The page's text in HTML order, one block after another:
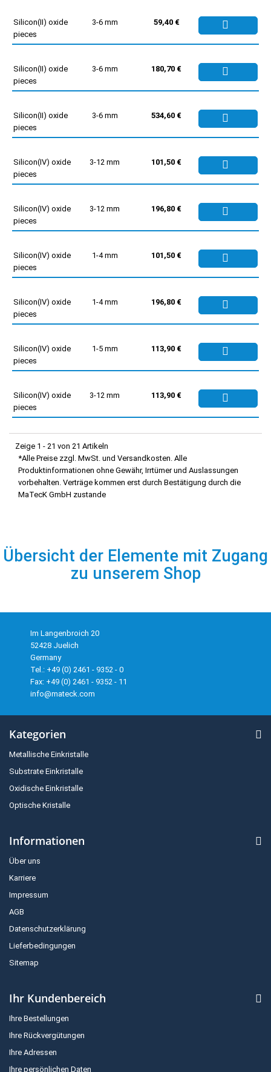
Silicon(II) oxide
pieces
3-6 mm 59,40 €
Silicon(II) oxide
pieces
3-6 mm 180,70 €
Silicon(II) oxide
pieces
3-6 mm 534,60 €
Silicon(IV) oxide
pieces
3-12 mm 101,50 €
Silicon(IV) oxide
pieces
3-12 mm 196,80 €
Silicon(IV) oxide
pieces
1-4 mm 101,50 €
Silicon(IV) oxide
pieces
1-4 mm 196,80 €
Silicon(IV) oxide
pieces
1-5 mm 113,90 €
Silicon(IV) oxide
pieces
3-12 mm 113,90 €
Zeige 1 - 21 von 21 Artikeln
*Alle Preise zzgl. MwSt. und Versandkosten. Alle
Produktinformationen ohne Gewähr, Irrtümer und Auslassungen
vorbehalten. Verträge kommen erst durch Bestätigung durch die
MaTecK GmbH zustande
Übersicht der Elemente mit Zugang
zu unserem Shop
Im Langenbroich 20
52428 Juelich
Germany
Tel.: +49 (0) 2461 - 9352 - 0
Fax: +49 (0) 2461 - 9352 - 11
info@mateck.com
Kategorien
Metallische Einkristalle
Substrate Einkristalle
Oxidische Einkristalle
Optische Kristalle
Informationen
Über uns
Karriere
Impressum
AGB
Datenschutzerklärung
Lieferbedingungen
Sitemap
Ihr Kundenbereich
Ihre Bestellungen
Ihre Rückvergütungen
Ihre Adressen
Ihre persönlichen Daten